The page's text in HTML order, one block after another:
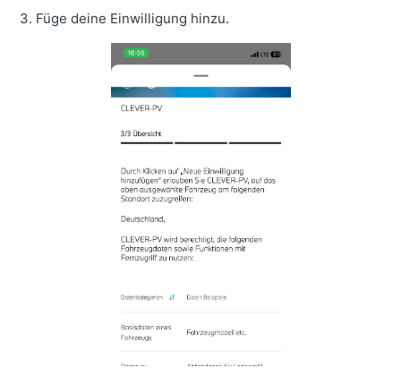
3. Füge deine Einwilligung hinzu.